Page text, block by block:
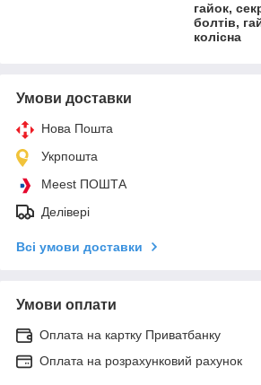
гайок,
болтів,
колісна
Умови доставки
Нова Пошта
Укрпошта
Meest ПОШТА
Делівері
Всі умови доставки
Умови оплати
Оплата на картку Приватбанку
Оплата на розрахунковий рахунок